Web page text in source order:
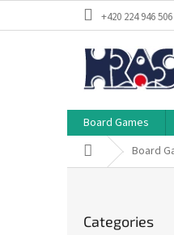
+420 224 946 506
Board Games
Home Board
categories
Categories